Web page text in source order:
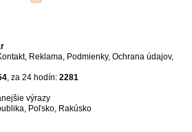
, Reklama, Podmienky, Ochrana údajov,
, za 24 hodín: 2281
výrazy
, Poľsko, Rakúsko